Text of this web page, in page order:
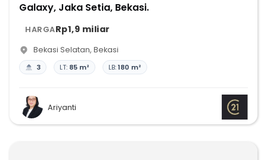
Galaxy, Jaka Setia, Bekasi.
HARGARp1,9 miliar
Bekasi Selatan, Bekasi
3 LT: 85 m² LB:180 m²
Ariyanti